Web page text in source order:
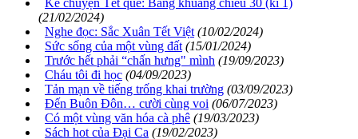
(21/02/2024)
Nghe đọc: Sắc Xuân Tết Việt (10/02/2024)
Sức sống của một vùng đất (15/01/2024)
Trước hết phải “chấn hưng" mình (19/09/2023)
Cháu tôi đi học (04/09/2023)
Tản mạn về tiếng trống khai trường (03/09/2023)
Đến Buôn Đôn… cười cùng voi (06/07/2023)
Có một vùng văn hóa cà phê (19/03/2023)
Sách hot của Đại Ca (19/02/2023)